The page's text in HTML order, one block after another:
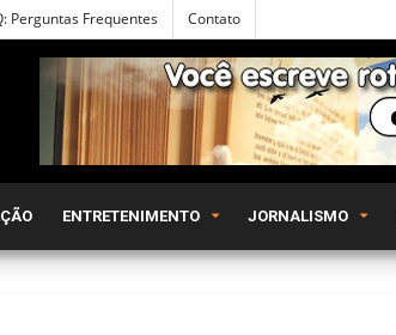
Perguntas Frequentes Contato
ENTRETENIMENTO JORNALISMO